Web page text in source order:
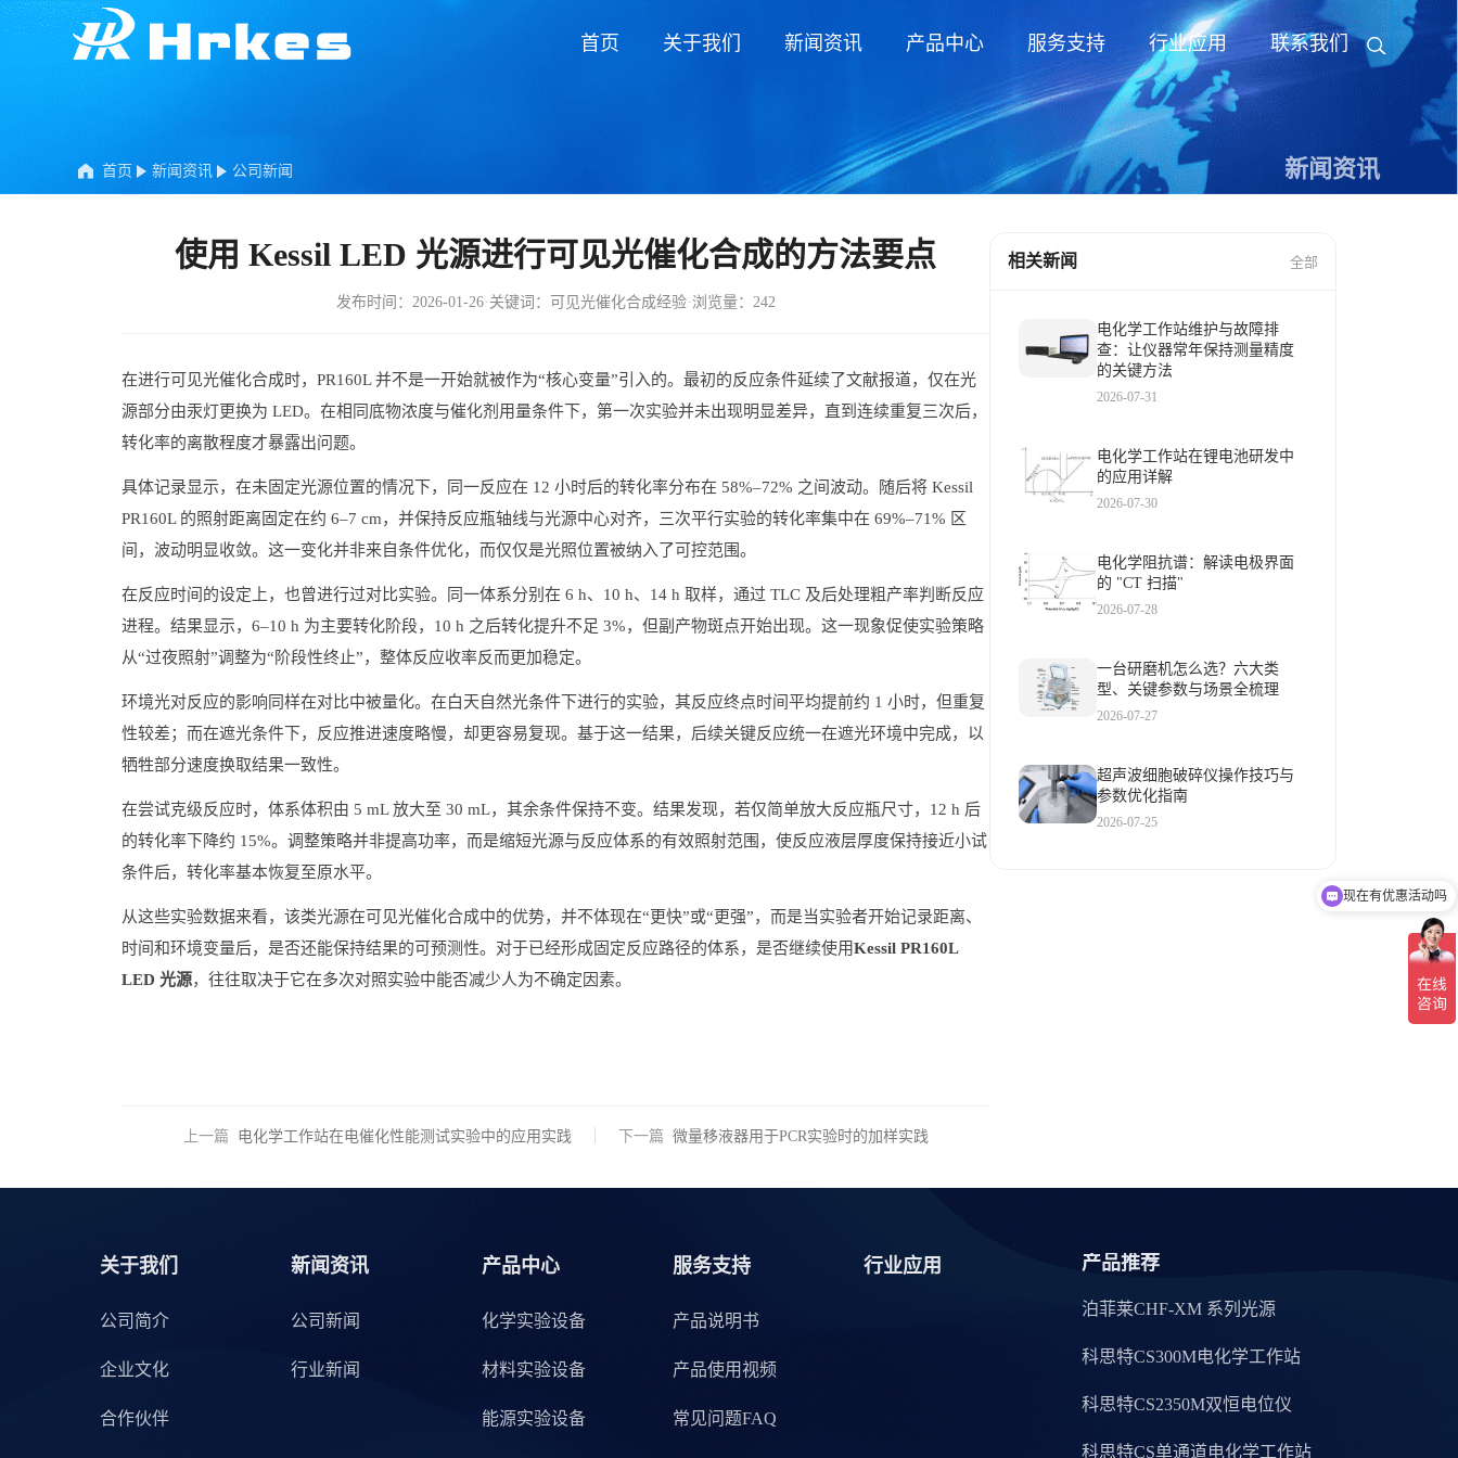
首页 关于我们 新闻资讯 产品中心 服务支持 行业应用 联系我们
首页 新闻资讯 公司新闻 新闻资讯
使用 Kessil LED 光源进行可见光催化合成的方法要点
发布时间：2026-01-26· 关键词：可见光催化合成经验· 浏览量：242
在进行可见光催化合成时，PR160L 并不是一开始就被作为“核心变量”引入的。最初的反应条件延续了文献报道，仅在光
源部分由汞灯更换为 LED。在相同底物浓度与催化剂用量条件下，第一次实验并未出现明显差异，直到连续重复三次后，
转化率的离散程度才暴露出问题。
具体记录显示，在未固定光源位置的情况下，同一反应在 12 小时后的转化率分布在 58%–72% 之间波动。随后将 Kessil
PR160L 的照射距离固定在约 6–7 cm，并保持反应瓶轴线与光源中心对齐，三次平行实验的转化率集中在 69%–71% 区
间，波动明显收敛。这一变化并非来自条件优化，而仅仅是光照位置被纳入了可控范围。
在反应时间的设定上，也曾进行过对比实验。同一体系分别在 6 h、10 h、14 h 取样，通过 TLC 及后处理粗产率判断反应
进程。结果显示，6–10 h 为主要转化阶段，10 h 之后转化提升不足 3%，但副产物斑点开始出现。这一现象促使实验策略
从“过夜照射”调整为“阶段性终止”，整体反应收率反而更加稳定。
环境光对反应的影响同样在对比中被量化。在白天自然光条件下进行的实验，其反应终点时间平均提前约 1 小时，但重复
性较差；而在遮光条件下，反应推进速度略慢，却更容易复现。基于这一结果，后续关键反应统一在遮光环境中完成，以
牺牲部分速度换取结果一致性。
在尝试克级反应时，体系体积由 5 mL 放大至 30 mL，其余条件保持不变。结果发现，若仅简单放大反应瓶尺寸，12 h 后
的转化率下降约 15%。调整策略并非提高功率，而是缩短光源与反应体系的有效照射范围，使反应液层厚度保持接近小试
条件后，转化率基本恢复至原水平。
从这些实验数据来看，该类光源在可见光催化合成中的优势，并不体现在“更快”或“更强”，而是当实验者开始记录距离、
时间和环境变量后，是否还能保持结果的可预测性。对于已经形成固定反应路径的体系，是否继续使用Kessil PR160L
LED 光源，往往取决于它在多次对照实验中能否减少人为不确定因素。
上一篇 电化学工作站在电催化性能测试实验中的应用实践 下一篇 微量移液器用于PCR实验时的加样实践
相关新闻 全部
电化学工作站维护与故障排
查：让仪器常年保持测量精度
的关键方法
2026-07-31
电化学工作站在锂电池研发中
的应用详解
2026-07-30
电化学阻抗谱：解读电极界面
的 "CT 扫描"
2026-07-28
一台研磨机怎么选？六大类
型、关键参数与场景全梳理
2026-07-27
超声波细胞破碎仪操作技巧与
参数优化指南
2026-07-25
关于我们
公司简介
企业文化
合作伙伴
新闻资讯
公司新闻
行业新闻
产品中心
化学实验设备
材料实验设备
能源实验设备
服务支持
产品说明书
产品使用视频
常见问题FAQ
行业应用 产品推荐
泊菲莱CHF-XM 系列光源
科思特CS300M电化学工作站
科思特CS2350M双恒电位仪
科思特CS单通道电化学工作站
现在有优惠活动吗